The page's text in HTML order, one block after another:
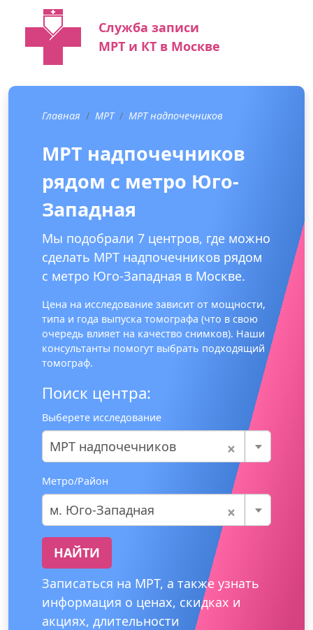
Служба записи
МРТ и КТ в Москве
Главная МРТ МРТ надпочечников
МРТ надпочечников
рядом с метро Юго-
Западная
Мы подобрали 7 центров, где можно
сделать МРТ надпочечников рядом
с метро Юго-Западная в Москве.
Цена на исследование зависит от мощности,
типа и года выпуска томографа (что в свою
очередь влияет на качество снимков). Наши
консультанты помогут выбрать подходящий
томограф.
Поиск центра:
Выберете исследование
×
МРТ надпочечников
Метро/Район
×
м. Юго-Западная
НАЙТИ
Записаться на МРТ, а также узнать
информация о ценах, скидках и
акциях, длительности